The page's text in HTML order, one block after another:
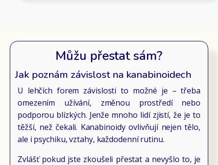
Můžu přestat sám?
Jak poznám závislost na kanabinoidech
U lehčích forem závislosti to možné je – třeba
omezením užívání, změnou prostředí nebo
podporou blízkých. Jenže mnoho lidí zjistí, že je to
těžší, než čekali. Kanabinoidy ovlivňují nejen tělo,
ale i psychiku, vztahy, každodenní rutinu.
Zvlášť pokud jste zkoušeli přestat a nevyšlo to, je